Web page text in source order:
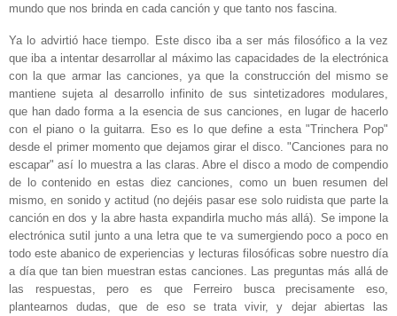
mundo que nos brinda en cada canción y que tanto nos fascina.
Ya lo advirtió hace tiempo. Este disco iba a ser más filosófico a la vez
que iba a intentar desarrollar al máximo las capacidades de la electrónica
con la que armar las canciones, ya que la construcción del mismo se
mantiene sujeta al desarrollo infinito de sus sintetizadores modulares,
que han dado forma a la esencia de sus canciones, en lugar de hacerlo
con el piano o la guitarra. Eso es Io que define a esta "Trinchera Pop"
desde el primer momento que dejamos girar el disco. "Canciones para no
escapar" así lo muestra a las claras. Abre el disco a modo de compendio
de lo contenido en estas diez canciones, como un buen resumen del
mismo, en sonido y actitud (no dejéis pasar ese solo ruidista que parte la
canción en dos y la abre hasta expandirla mucho más allá). Se impone la
electrónica sutil junto a una letra que te va sumergiendo poco a poco en
todo este abanico de experiencias y lecturas filosóficas sobre nuestro día
a día que tan bien muestran estas canciones. Las preguntas más allá de
las respuestas, pero es que Ferreiro busca precisamente eso,
plantearnos dudas, que de eso se trata vivir, y dejar abiertas las